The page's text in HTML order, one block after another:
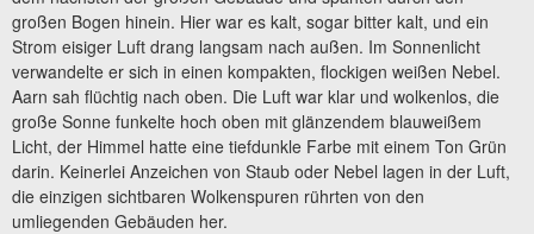
großen Bogen hinein. Hier war es kalt, sogar bitter kalt, und ein
Strom eisiger Luft drang langsam nach außen. Im Sonnenlicht
verwandelte er sich in einen kompakten, flockigen weißen Nebel.
Aarn sah flüchtig nach oben. Die Luft war klar und wolkenlos, die
große Sonne funkelte hoch oben mit glänzendem blauweißem
Licht, der Himmel hatte eine tiefdunkle Farbe mit einem Ton Grün
darin. Keinerlei Anzeichen von Staub oder Nebel lagen in der Luft,
die einzigen sichtbaren Wolkenspuren rührten von den
umliegenden Gebäuden her.